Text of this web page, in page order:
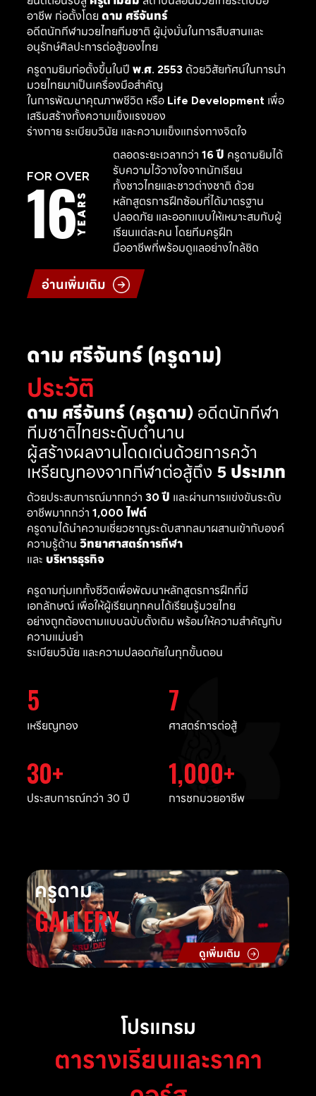
อาชีพ ก่อตั้งโดย ดาม ศรีจันทร์
อดีตนักกีฬามวยไทยทีมชาติ ผู้มุ่งมั่นในการสืบสานและ
อนุรักษ์ศิลปะการต่อสู้ของไทย
ครูดามยิมก่อตั้งขึ้นในปี พ.ศ. 2553ด้วยวิสัยทัศน์ในการนำ
มวยไทยมาเป็นเครื่องมือสำคัญ
ในการพัฒนาคุณภาพชีวิต หรือ Life Developmentเพื่อ
เสริมสร้างทั้งความแข็งแรงของ
ร่างกาย ระเบียบวินัย และความแข็งแกร่งทางจิตใจ
FOR OVER
16YEARS
ตลอดระยะเวลากว่า 16 ปี ครูดามยิมได้
รับความไว้วางใจจากนักเรียน
ทั้งชาวไทยและชาวต่างชาติ ด้วย
หลักสูตรการฝึกซ้อมที่ได้มาตรฐาน
ปลอดภัย และออกแบบให้เหมาะสมกับผู้
เรียนแต่ละคน โดยทีมครูฝึก
มืออาชีพที่พร้อมดูแลอย่างใกล้ชิด
อ่านเพิ่มเติม
ดาม ศรีจันทร์ (ครูดาม)
ประวัติ
ดาม ศรีจันทร์ (ครูดาม)อดีตนักกีฬา
ทีมชาติไทยระดับตำนาน
ผู้สร้างผลงานโดดเด่นด้วยการคว้า
เหรียญทองจากกีฬาต่อสู้ถึง 5 ประเภท
ด้วยประสบการณ์มากกว่า 30 ปี และผ่านการแข่งขันระดับ
อาชีพมากกว่า 1,000 ไฟต์
ครูดามได้นำความเชี่ยวชาญระดับสากลมาผสานเข้ากับองค์
ความรู้ด้าน วิทยาศาสตร์การกีฬา
และ บริหารธุรกิจ
ครูดามทุ่มเททั้งชีวิตเพื่อพัฒนาหลักสูตรการฝึกที่มี
เอกลักษณ์ เพื่อให้ผู้เรียนทุกคนได้เรียนรู้มวยไทย
อย่างถูกต้องตามแบบฉบับดั้งเดิม พร้อมให้ความสำคัญกับ
ความแม่นยำ
ระเบียบวินัย และความปลอดภัยในทุกขั้นตอน
5
เหรียญทอง
7
ศาสตร์การต่อสู้
30
ประสบการณ์กว่า 30 ปี
1,000
การชกมวยอาชีพ
ครูดาม
GALLERY
ดูเพิ่มเติม
โปรแกรม
ตารางเรียนและราคา